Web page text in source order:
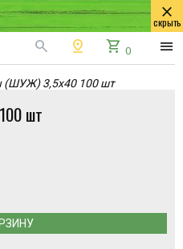
close
скрыть
search pin_drop shopping_cart 0 menu
(ШУЖ) 3,5х40 100 шт
шт